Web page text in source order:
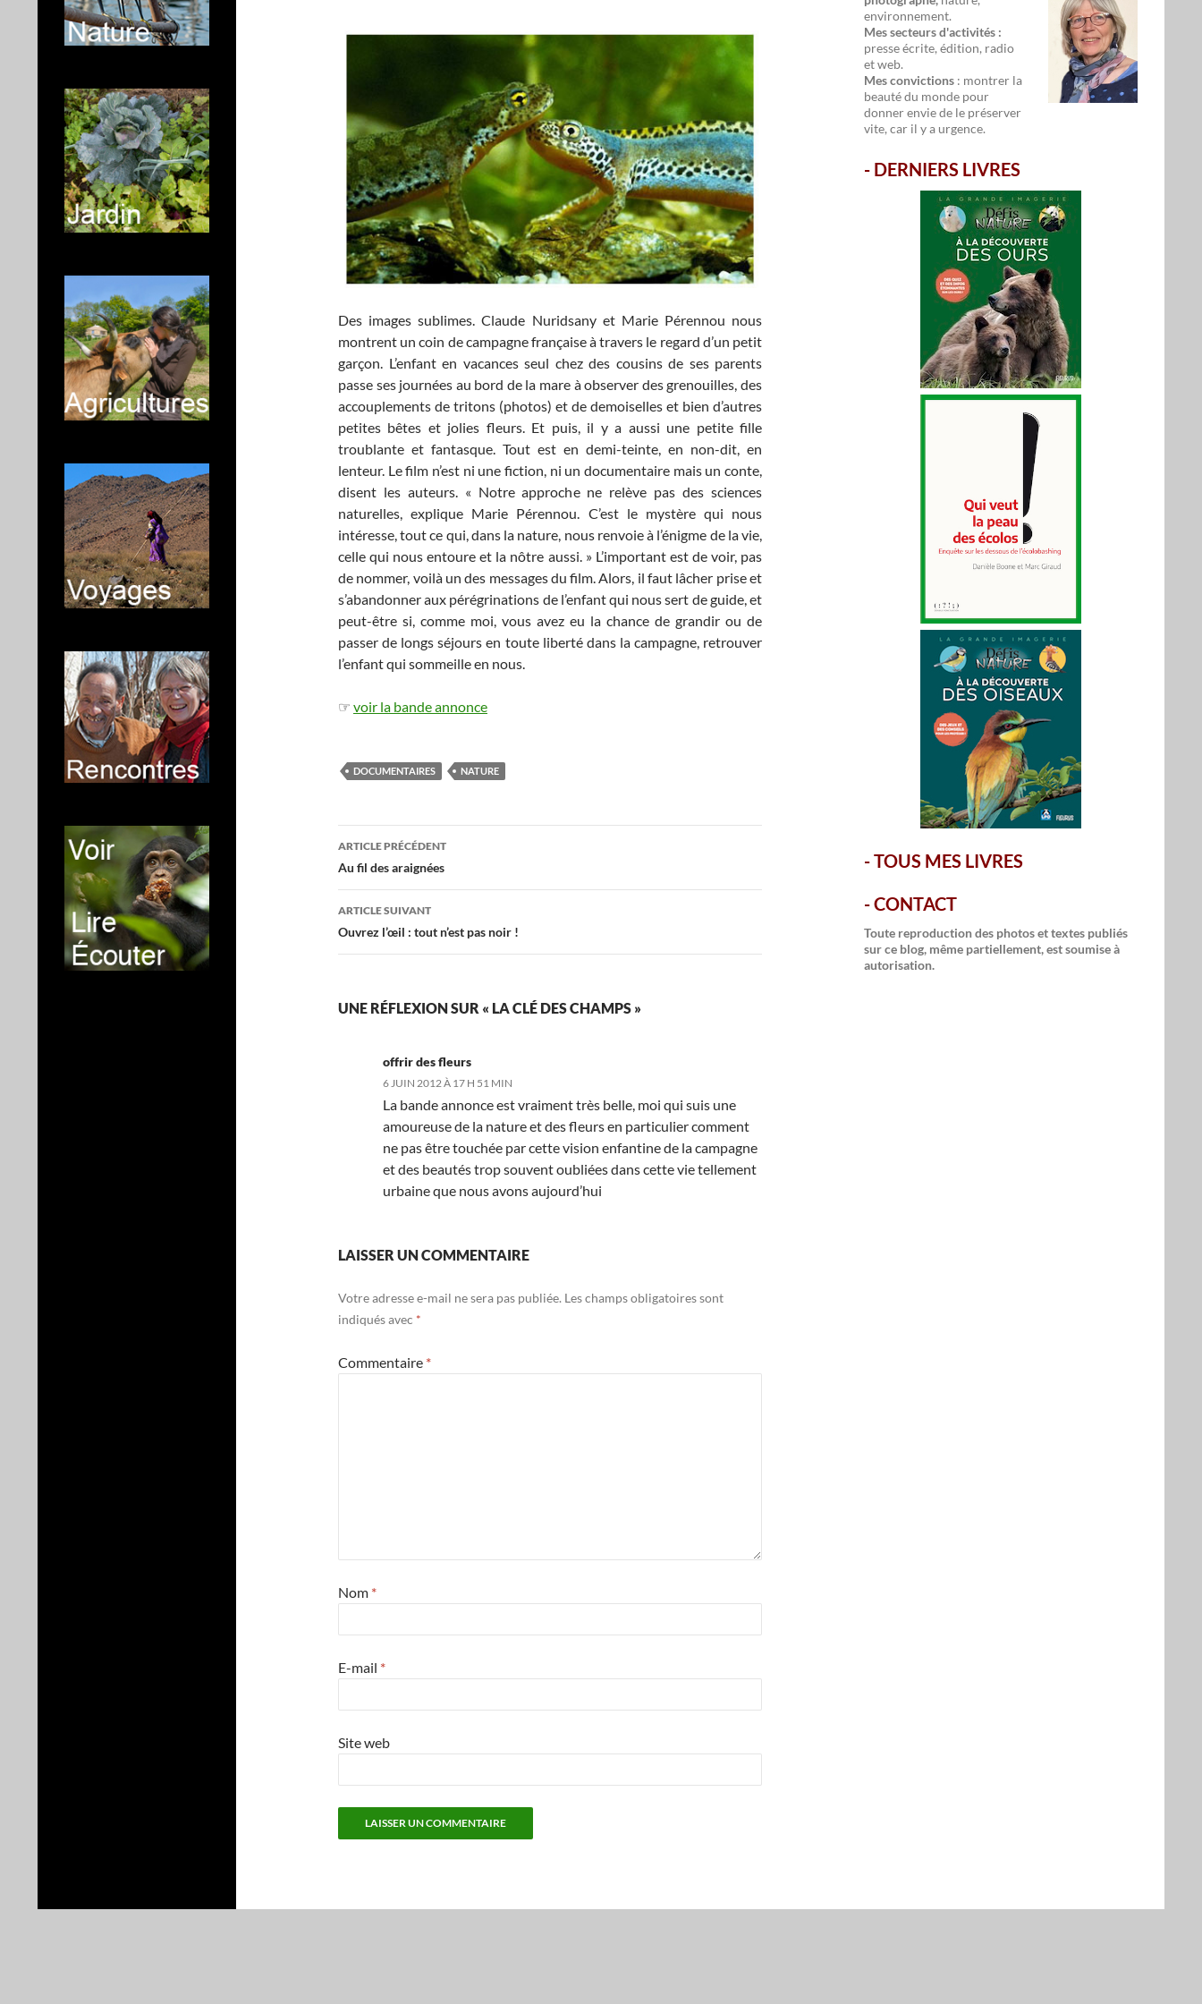
Des images sublimes. Claude Nuridsany et Marie Pérennou nous
montrent un coin de campagne française à travers le regard d’un petit
garçon. L’enfant en vacances seul chez des cousins de ses parents
passe ses journées au bord de la mare à observer des grenouilles, des
accouplements de tritons (photos) et de demoiselles et bien d’autres
petites bêtes et jolies fleurs. Et puis, il y a aussi une petite fille
troublante et fantasque. Tout est en demi-teinte, en non-dit, en
lenteur. Le film n’est ni une fiction, ni un documentaire mais un conte,
disent les auteurs. « Notre approche ne relève pas des sciences
naturelles, explique Marie Pérennou. C’est le mystère qui nous
intéresse, tout ce qui, dans la nature, nous renvoie à l’énigme de la vie,
celle qui nous entoure et la nôtre aussi. » L’important est de voir, pas
de nommer, voilà un des messages du film. Alors, il faut lâcher prise et
s’abandonner aux pérégrinations de l’enfant qui nous sert de guide, et
peut-être si, comme moi, vous avez eu la chance de grandir ou de
passer de longs séjours en toute liberté dans la campagne, retrouver
l’enfant qui sommeille en nous.
☞ voir la bande annonce
DOCUMENTAIRES NATURE
Navigation
des
articles
ARTICLE PRÉCÉDENT
Au fil des araignées
ARTICLE SUIVANT
Ouvrez l’œil : tout n’est pas noir !
UNE RÉFLEXION SUR « LA CLÉ DES CHAMPS »
offrir des fleurs
6 JUIN 2012 À 17 H 51 MIN
La bande annonce est vraiment très belle, moi qui suis une
amoureuse de la nature et des fleurs en particulier comment
ne pas être touchée par cette vision enfantine de la campagne
et des beautés trop souvent oubliées dans cette vie tellement
urbaine que nous avons aujourd’hui
LAISSER UN COMMENTAIRE
Votre adresse e-mail ne sera pas publiée. Les champs obligatoires sont
indiqués avec *
Commentaire *
Nom *
E-mail *
Site web
environnement.
Mes secteurs d'activités :
presse écrite, édition, radio
et web.
Mes convictions : montrer la
beauté du monde pour
donner envie de le préserver
vite, car il y a urgence.
- DERNIERS LIVRES
-TOUS MES LIVRES
-CONTACT
Toute reproduction des photos et textes publiés
sur ce blog, même partiellement, est soumise à
autorisation.